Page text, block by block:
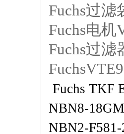
Fuchs过滤
Fuchs电机
Fuchs过滤
Fuchs TKF
NBN8-
NBN2-